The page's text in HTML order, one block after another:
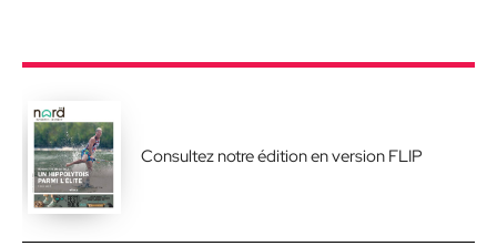
Consultez notre édition en version FLIP